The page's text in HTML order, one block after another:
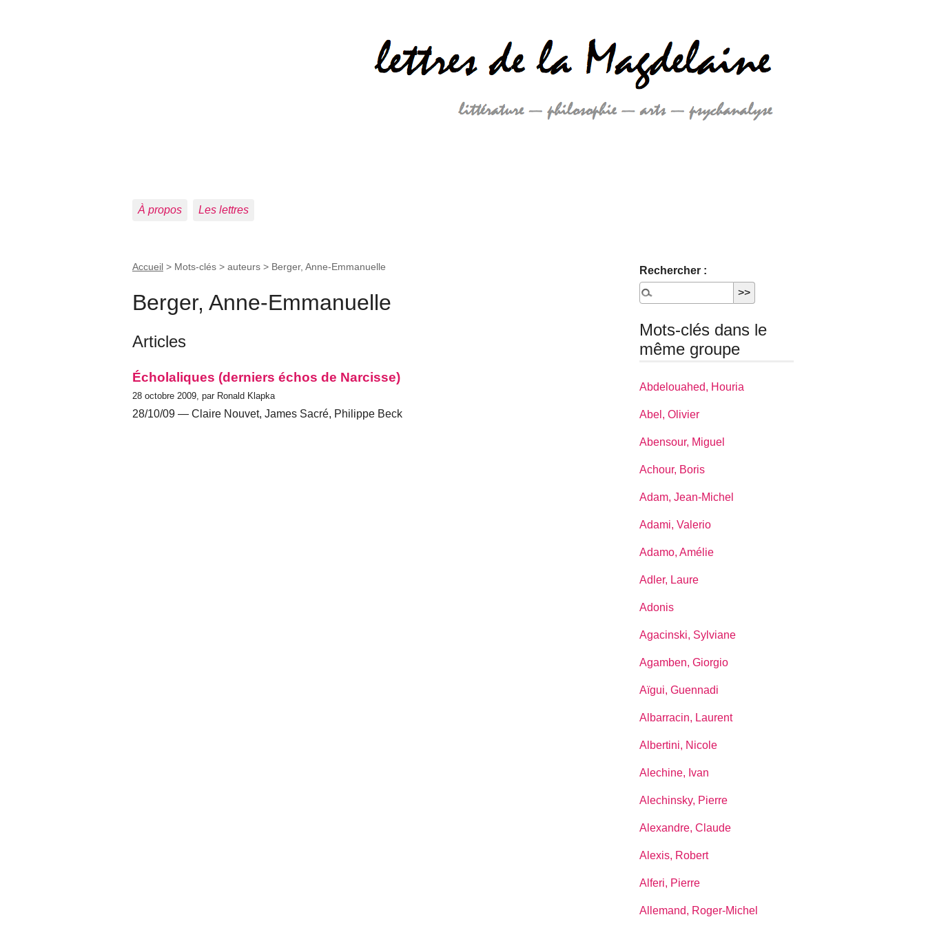
À propos Les lettres
Accueil > Mots-clés > auteurs > Berger, Anne-Emmanuelle
Berger, Anne-Emmanuelle
Articles
Écholaliques (derniers échos de Narcisse)
28 octobre 2009, par Ronald Klapka
28/10/09 — Claire Nouvet, James Sacré, Philippe Beck
Rechercher :
Mots-clés dans le
même groupe
Abdelouahed, Houria
Abel, Olivier
Abensour, Miguel
Achour, Boris
Adam, Jean-Michel
Adami, Valerio
Adamo, Amélie
Adler, Laure
Adonis
Agacinski, Sylviane
Agamben, Giorgio
Aïgui, Guennadi
Albarracin, Laurent
Albertini, Nicole
Alechine, Ivan
Alechinsky, Pierre
Alexandre, Claude
Alexis, Robert
Alferi, Pierre
Allemand, Roger-Michel